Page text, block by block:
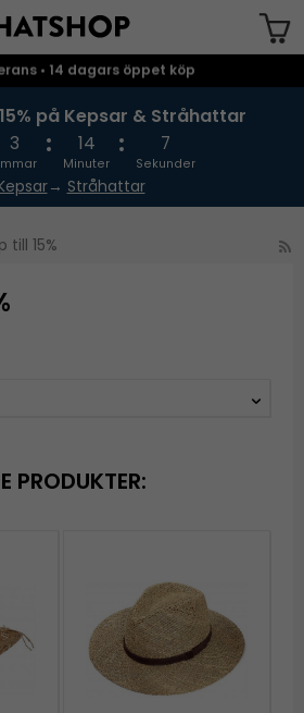
• 14 dagars öppet köp
på Kepsar & Stråhattar
3 14
Minuter
7
Sekunder
→ Stråhattar
till 15%
PRODUKTER: